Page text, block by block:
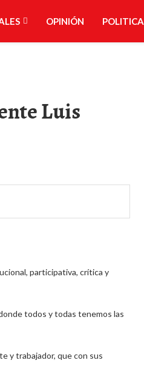
OPINIÓN POLITICA
Luis
participativa, crítica y
todos y todas tenemos las
y trabajador, que con sus